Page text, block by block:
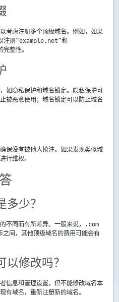
考虑注册多个顶级域名。例如，如果
注册“example.net”和
整性。
如隐私保护和域名锁定。隐私保护可
被恶意使用；域名锁定可以防止域名
保没有被他人抢注。如果发现类似域
行维权。
少？
不同而有所差异。一般来说，.com
间，其他顶级域名的费用可能会有
修改吗？
信息和管理设置，但不能修改域名本
有域名，重新注册新的域名。